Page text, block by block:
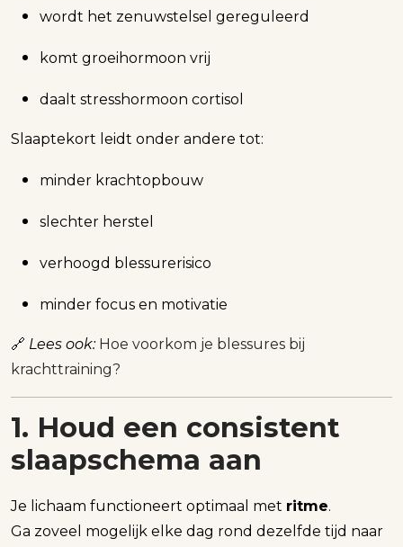
wordt het zenuwstelsel gereguleerd
komt groeihormoon vrij
daalt stresshormoon cortisol
Slaaptekort leidt onder andere tot:
minder krachtopbouw
slechter herstel
verhoogd blessurerisico
minder focus en motivatie
🔗 Lees ook: Hoe voorkom je blessures bij
krachttraining?
1. Houd een consistent
slaapschema aan
Je lichaam functioneert optimaal met ritme.
Ga zoveel mogelijk elke dag rond dezelfde tijd naar